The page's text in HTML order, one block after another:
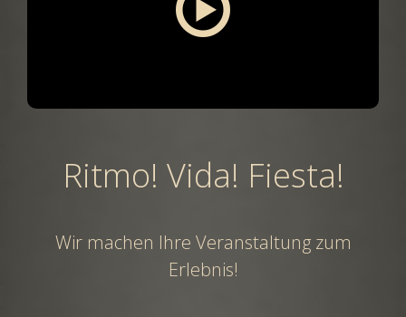
Ritmo! Vida! Fiesta!
Wir machen Ihre Veranstaltung zum
Erlebnis!